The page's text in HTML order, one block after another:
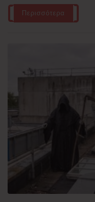
Περισσότερα